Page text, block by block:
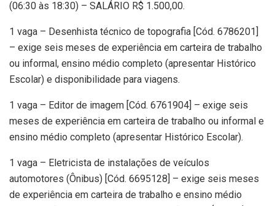
(06:30 às 18:30) – SALÁRIO R$ 1.500,00.
1 vaga – Desenhista técnico de topografia [Cód. 6786201]
– exige seis meses de experiência em carteira de trabalho
ou informal, ensino médio completo (apresentar Histórico
Escolar) e disponibilidade para viagens.
1 vaga – Editor de imagem [Cód. 6761904] – exige seis
meses de experiência em carteira de trabalho ou informal e
ensino médio completo (apresentar Histórico Escolar).
1 vaga – Eletricista de instalações de veículos
automotores (Ônibus) [Cód. 6695128] – exige seis meses
de experiência em carteira de trabalho e ensino médio